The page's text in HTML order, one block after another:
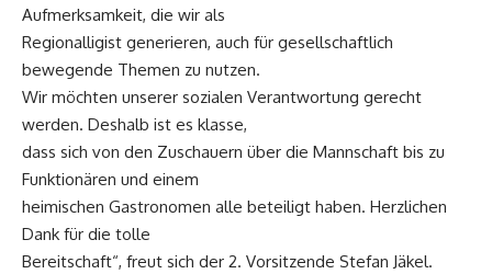
Aufmerksamkeit, die wir als
Regionalligist generieren, auch für gesellschaftlich
bewegende Themen zu nutzen.
Wir möchten unserer sozialen Verantwortung gerecht
werden. Deshalb ist es klasse,
dass sich von den Zuschauern über die Mannschaft bis zu
Funktionären und einem
heimischen Gastronomen alle beteiligt haben. Herzlichen
Dank für die tolle
Bereitschaft“, freut sich der 2. Vorsitzende Stefan Jäkel.